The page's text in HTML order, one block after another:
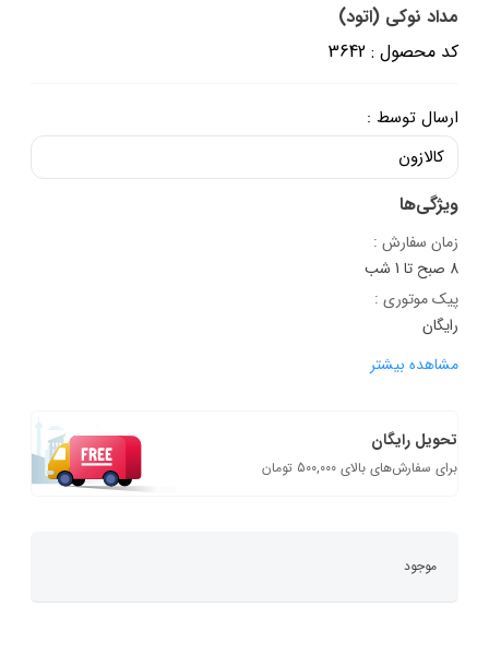
مداد نوکی (اتود)
کد محصول : 3642
ارسال توسط :
کالازون
ویژگی‌ها
زمان سفارش :
8 صبح تا 1 شب
پیک موتوری :
رایگان
مشاهده بیشتر
تحویل رایگان
برای سفارش‌های بالای 500,000 تومان
موجود